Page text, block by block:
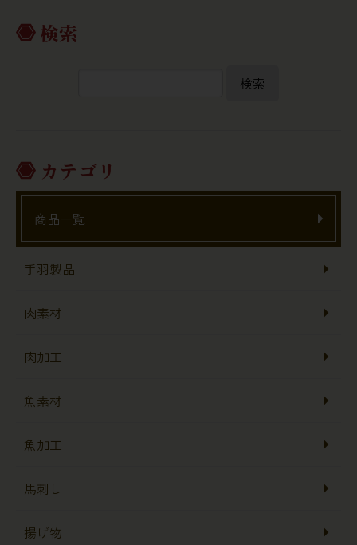
検索
検索
カテゴリ
商品一覧
手羽製品
肉素材
肉加工
魚素材
魚加工
馬刺し
揚げ物